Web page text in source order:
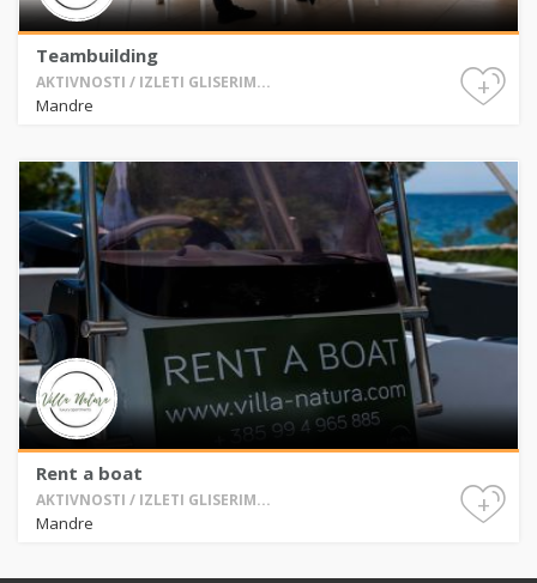
Teambuilding
AKTIVNOSTI / IZLETI GLISERIM...
Mandre
+
Rent a boat
AKTIVNOSTI / IZLETI GLISERIM...
Mandre
+